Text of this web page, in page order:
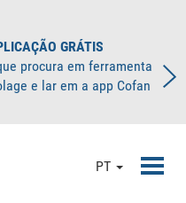
GRÁTIS
procura em ferramenta
e lar em a app Cofan
PT